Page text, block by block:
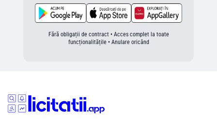
Fără obligații de contract • Acces complet la toate
funcționalitățile • Anulare oricând